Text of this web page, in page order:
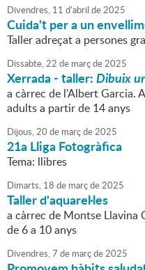
Divendres, 11 d'abril de2025
Cuida't per a un
Taller adreçat a persones
Dissabte,22 de marçde2025
Xerrada - taller:Dibuix
a càrrec de l'Albert Garcia.
adults a partir de 14 anys
Dijous,20 de marçde2025
21a Lliga Fotogràfica
Tema: llibres
Dimarts, 18 de marçde2025
Taller d'aquarel·les
a càrrec de Montse
de 6 a 10 anys
Divendres,7 de marçde2025